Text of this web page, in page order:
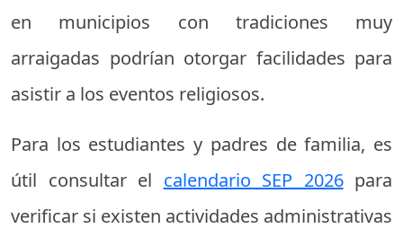
en municipios con tradiciones muy
arraigadas podrían otorgar facilidades para
asistir a los eventos religiosos.
Para los estudiantes y padres de familia, es
útil consultar el calendario SEP 2026para
verificar si existen actividades administrativas